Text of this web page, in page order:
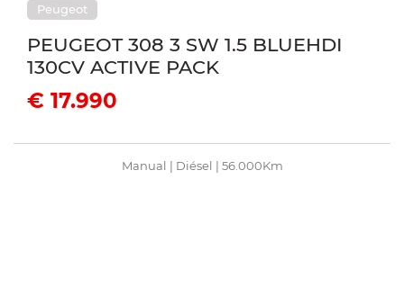
Peugeot
PEUGEOT 308 3 SW 1.5 BLUEHDI
130CV ACTIVE PACK
€ 17.990
Manual | Diésel | 56.000Km